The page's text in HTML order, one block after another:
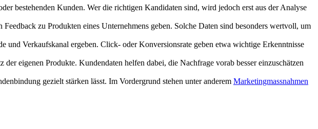
bestehenden Kunden. Wer die richtigen Kandidaten sind, wird jedoch erst aus der Analyse
zu Produkten eines Unternehmens geben. Solche Daten sind besonders wertvoll, um
Verkaufskanal ergeben. Click- oder Konversionsrate geben etwa wichtige Erkenntnisse
eigenen Produkte. Kundendaten helfen dabei, die Nachfrage vorab besser einzuschätzen
gezielt stärken lässt. Im Vordergrund stehen unter anderem Marketingmassnahmen